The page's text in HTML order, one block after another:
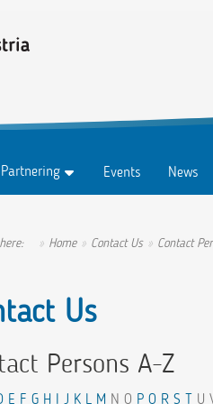
Events News
Home Contact Us Contact
Us
Persons A-Z
E F G H I J K L M N O P Q R S T U